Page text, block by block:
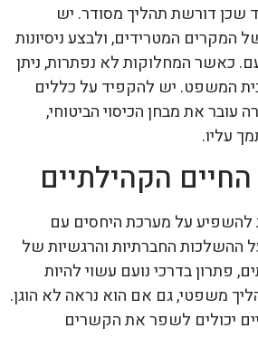
שכן דורשת תהליך מסודר. יש
המקרים המטרידים, ולבצע ניסיונות
כאשר המחלוקות לא נפתרות, ניתן
המשפט. יש להקפיד על כללים
עובר את מבחן הכיסוי הביטוחי,
עליו.
הקהילתיים
להשפיע על מערכת היחסים עם
ההשלכות החברתיות והרגשיות של
פתרון בדרכי נועם עשוי להיות
משפטי, גם אם הוא נראה לא הוגן.
יכולים לשפר את הקשרים